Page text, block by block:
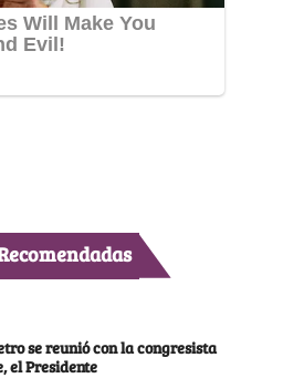
se reunió con la congresista
el Presidente